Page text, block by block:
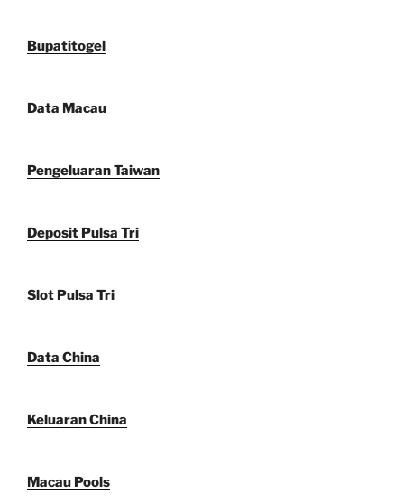
Bupatitogel
Data Macau
Pengeluaran Taiwan
Deposit Pulsa Tri
Slot Pulsa Tri
Data China
Keluaran China
Macau Pools